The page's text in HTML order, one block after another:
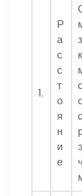
1.
Р
а
с
с
т
о
я
н
и
е